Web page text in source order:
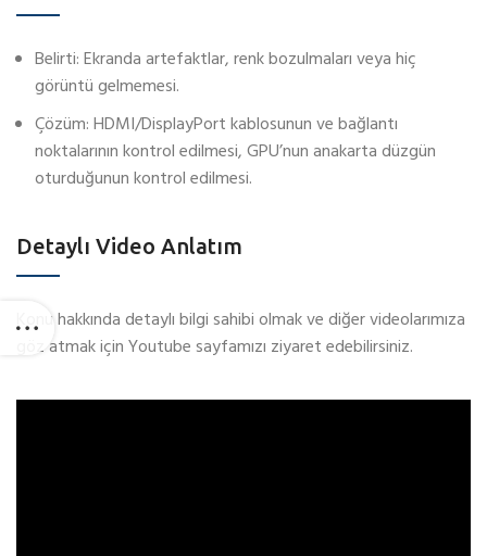
Belirti: Ekranda artefaktlar, renk bozulmaları veya hiç
görüntü gelmemesi.
Çözüm: HDMI/DisplayPort kablosunun ve bağlantı
noktalarının kontrol edilmesi, GPU’nun anakarta düzgün
oturduğunun kontrol edilmesi.
Detaylı Video Anlatım
Konu hakkında detaylı bilgi sahibi olmak ve diğer videolarımıza
göz atmak için Youtube sayfamızı ziyaret edebilirsiniz.